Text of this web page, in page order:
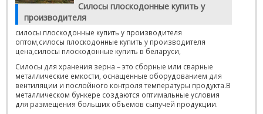
Силосы плоскодонные купить у
производителя
силосы плоскодонные купить у производителя
оптом,силосы плоскодонные купить у производителя
цена,силосы плоскодонные купить в беларуси,
Силосы для хранения зерна – это сборные или сварные
металлические емкости, оснащенные оборудованием для
вентиляции и послойного контроля температуры продукта.В
металлическом бункере создаются оптимальные условия
для размещения больших объемов сыпучей продукции.